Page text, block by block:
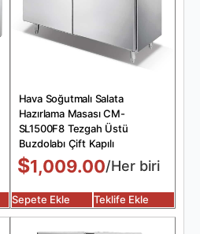
Hava Soğutmalı Salata
Hazırlama Masası CM-
SL1500F8 Tezgah Üstü
Buzdolabı Çift Kapılı
$1,009.00/Her biri
Sepete Ekle Teklife Ekle